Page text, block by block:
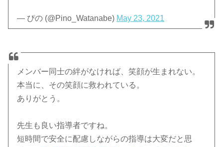
— ぴの (@Pino_Watanabe) May 23, 2021
メンバー同士の絆がなければ、笑顔が生まれない。
本当に、その笑顔に救われている。
ありがとう。
先生も良い指導者ですね。
短時間で安全に配慮しながらの指導は大変だと思